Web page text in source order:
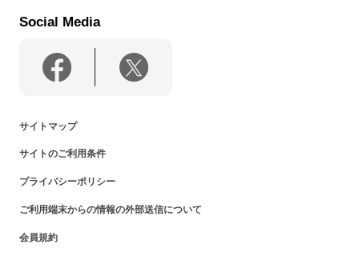
Social Media
サイトマップ
サイトのご利用条件
プライバシーポリシー
ご利用端末からの情報の外部送信について
会員規約